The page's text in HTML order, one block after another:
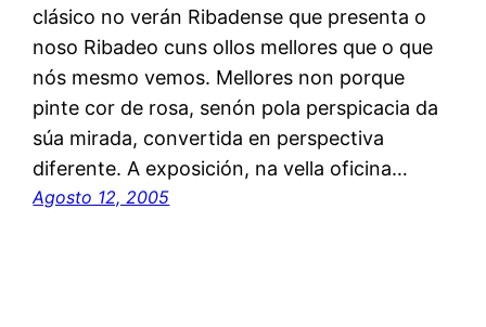
clásico no verán Ribadense que presenta o
noso Ribadeo cuns ollos mellores que o que
nós mesmo vemos. Mellores non porque
pinte cor de rosa, senón pola perspicacia da
súa mirada, convertida en perspectiva
diferente. A exposición, na vella oficina…
Agosto 12, 2005